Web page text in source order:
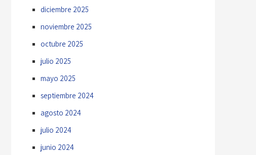
diciembre 2025
noviembre 2025
octubre 2025
julio 2025
mayo 2025
septiembre 2024
agosto 2024
julio 2024
junio 2024